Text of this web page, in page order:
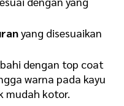
yang disesuaikan
dengan top coat
warna pada kayu
mudah kotor.